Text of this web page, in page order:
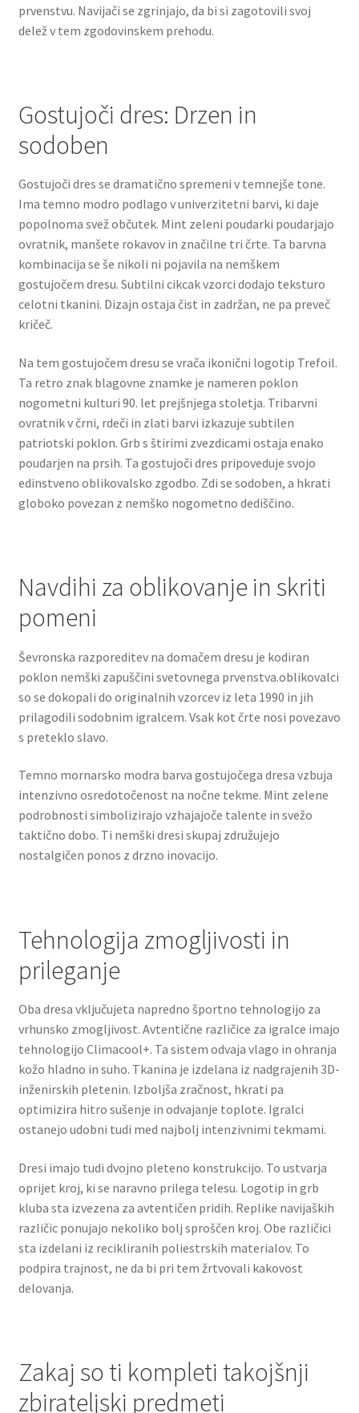
prvenstvu. Navijači se zgrinjajo, da bi si zagotovili svoj
delež v tem zgodovinskem prehodu.
Gostujoči dres: Drzen in
sodoben
Gostujoči dres se dramatično spremeni v temnejše tone.
Ima temno modro podlago v univerzitetni barvi, ki daje
popolnoma svež občutek. Mint zeleni poudarki poudarjajo
ovratnik, manšete rokavov in značilne tri črte. Ta barvna
kombinacija se še nikoli ni pojavila na nemškem
gostujočem dresu. Subtilni cikcak vzorci dodajo teksturo
celotni tkanini. Dizajn ostaja čist in zadržan, ne pa preveč
kričeč.
Na tem gostujočem dresu se vrača ikonični logotip Trefoil.
Ta retro znak blagovne znamke je nameren poklon
nogometni kulturi 90. let prejšnjega stoletja. Tribarvni
ovratnik v črni, rdeči in zlati barvi izkazuje subtilen
patriotski poklon. Grb s štirimi zvezdicami ostaja enako
poudarjen na prsih. Ta gostujoči dres pripoveduje svojo
edinstveno oblikovalsko zgodbo. Zdi se sodoben, a hkrati
globoko povezan z nemško nogometno dediščino.
Navdihi za oblikovanje in skriti
pomeni
Ševronska razporeditev na domačem dresu je kodiran
poklon nemški zapuščini svetovnega prvenstva.oblikovalci
so se dokopali do originalnih vzorcev iz leta 1990 in jih
prilagodili sodobnim igralcem. Vsak kot črte nosi povezavo
s preteklo slavo.
Temno mornarsko modra barva gostujočega dresa vzbuja
intenzivno osredotočenost na nočne tekme. Mint zelene
podrobnosti simbolizirajo vzhajajoče talente in svežo
taktično dobo. Ti nemški dresi skupaj združujejo
nostalgičen ponos z drzno inovacijo.
Tehnologija zmogljivosti in
prileganje
Oba dresa vključujeta napredno športno tehnologijo za
vrhunsko zmogljivost. Avtentične različice za igralce imajo
tehnologijo Climacool+. Ta sistem odvaja vlago in ohranja
kožo hladno in suho. Tkanina je izdelana iz nadgrajenih 3D-
inženirskih pletenin. Izboljša zračnost, hkrati pa
optimizira hitro sušenje in odvajanje toplote. Igralci
ostanejo udobni tudi med najbolj intenzivnimi tekmami.
Dresi imajo tudi dvojno pleteno konstrukcijo. To ustvarja
oprijet kroj, ki se naravno prilega telesu. Logotip in grb
kluba sta izvezena za avtentičen pridih. Replike navijaških
različic ponujajo nekoliko bolj sproščen kroj. Obe različici
sta izdelani iz recikliranih poliestrskih materialov. To
podpira trajnost, ne da bi pri tem žrtvovali kakovost
delovanja.
Zakaj so ti kompleti takojšnji
zbirateljski predmeti